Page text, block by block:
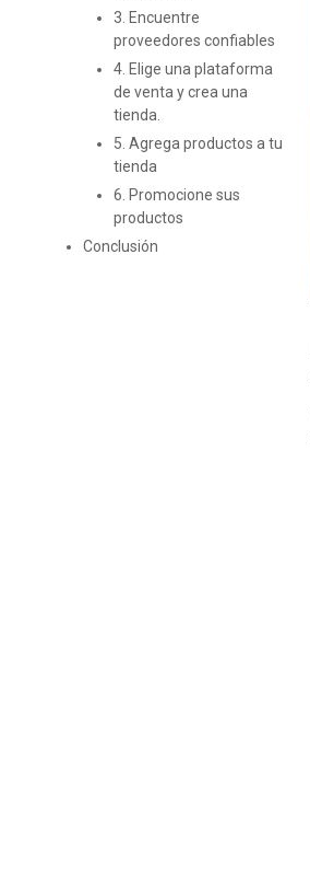
3. Encuentre
proveedores confiables
4. Elige una plataforma
de venta y crea una
tienda.
5. Agrega productos a tu
tienda
6. Promocione sus
productos
Conclusión